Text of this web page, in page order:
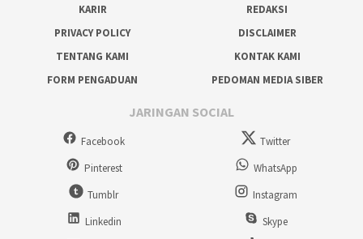
KARIR
REDAKSI
PRIVACY POLICY
DISCLAIMER
TENTANG KAMI
KONTAK KAMI
FORM PENGADUAN
PEDOMAN MEDIA SIBER
JARINGAN SOCIAL
Facebook
Twitter
Pinterest
WhatsApp
Tumblr
Instagram
Linkedin
Skype